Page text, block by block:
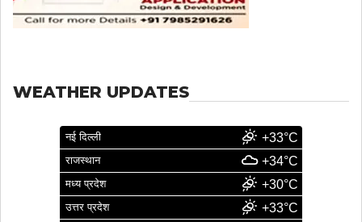
WEATHER UPDATES
नई दिल्ली +33°C
राजस्थान +34°C
मध्य प्रदेश +30°C
उत्तर प्रदेश +33°C